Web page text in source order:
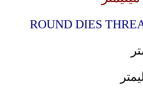
ROUND DIES